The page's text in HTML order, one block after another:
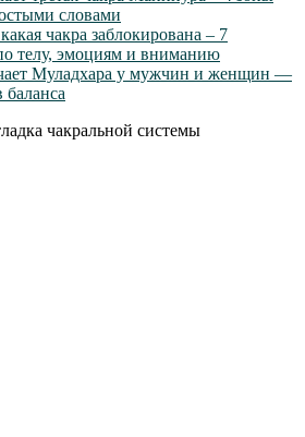
словами
чакра заблокирована – 7
телу, эмоциям и вниманию
Муладхара у мужчин и женщин —
баланса
чакральной системы